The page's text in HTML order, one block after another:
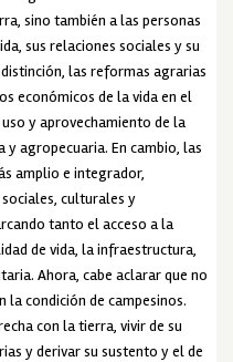
sino también a las personas
sus relaciones sociales y su
las reformas agrarias
económicos de la vida en el
y aprovechamiento de la
agropecuaria. En cambio, las
amplio e integrador,
culturales y
tanto el acceso a la
de vida, la infraestructura,
Ahora, cabe aclarar que no
la condición de campesinos.
con la tierra, vivir de su
y derivar su sustento y el de